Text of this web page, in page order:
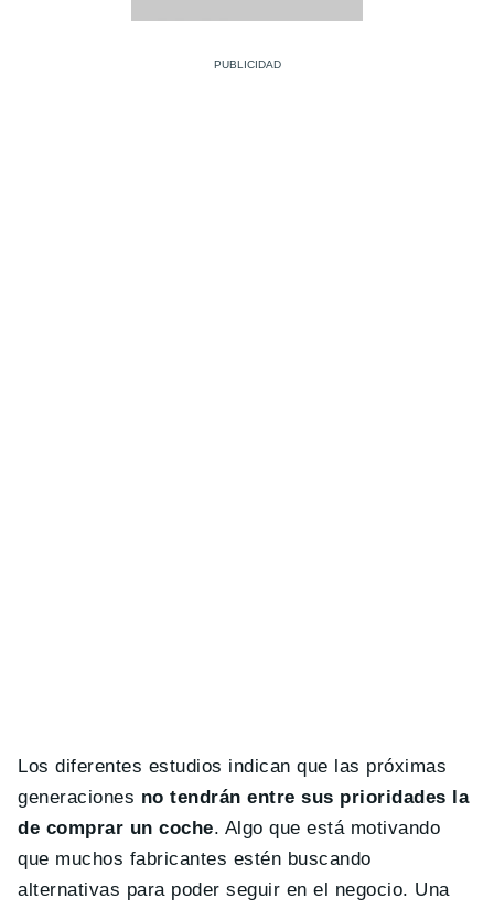
Los diferentes estudios indican que las próximas
generaciones no tendrán entre sus prioridades la
de comprar un coche. Algo que está motivando
que muchos fabricantes estén buscando
alternativas para poder seguir en el negocio. Una